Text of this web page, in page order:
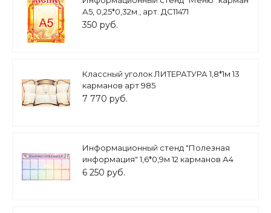
А5, 0,25*0,32м., арт. ДС11471
350 руб.
Классный уголок ЛИТЕРАТУРА 1,8*1м 13
карманов арт 985
7 770 руб.
Информационный стенд "Полезная
информация" 1,6*0,9м 12 карманов А4
арт. ДС1897_1
6 250 руб.